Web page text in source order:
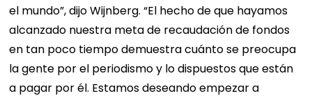
el mundo”, dijo Wijnberg. “El hecho de que hayamos
alcanzado nuestra meta de recaudación de fondos
en tan poco tiempo demuestra cuánto se preocupa
la gente por el periodismo y lo dispuestos que están
a pagar por él. Estamos deseando empezar a